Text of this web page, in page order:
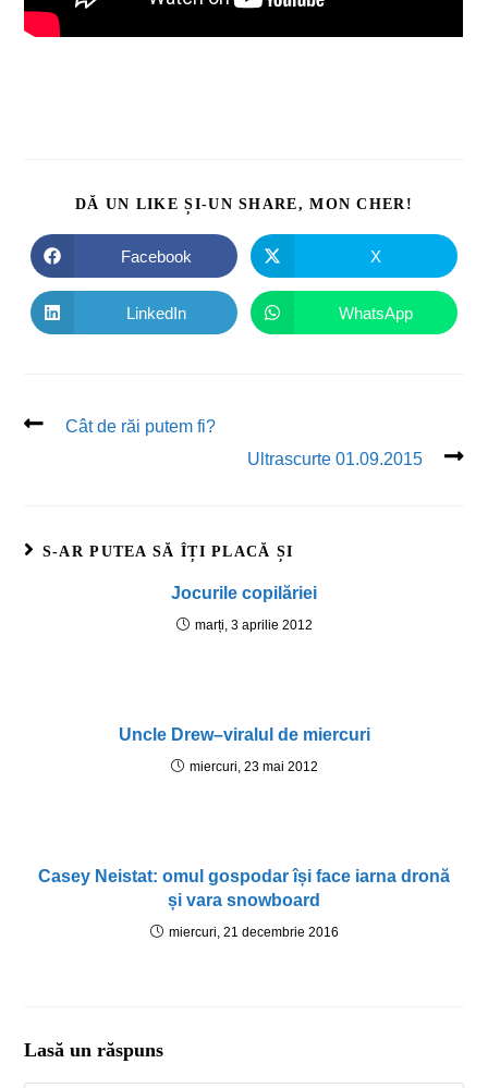
DĂ UN LIKE ȘI-UN SHARE, MON CHER!
Facebook X
LinkedIn WhatsApp
Cât de răi putem fi?
Ultrascurte 01.09.2015
S-AR PUTEA SĂ ÎȚI PLACĂ ȘI
Jocurile copilăriei
marți, 3 aprilie 2012
Uncle Drew–viralul de miercuri
miercuri, 23 mai 2012
Casey Neistat: omul gospodar își face iarna dronă
și vara snowboard
miercuri, 21 decembrie 2016
Lasă un răspuns